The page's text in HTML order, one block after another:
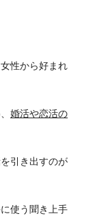
性から好まれ
婚活や恋活の
引き出すのが
使う聞き上手